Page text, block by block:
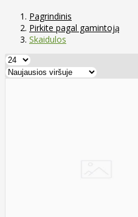
Pagrindinis
Pirkite pagal gamintoją
Skaidulos